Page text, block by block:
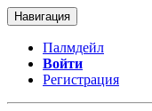
Навигация
Палмдейл
Войти
Регистрация